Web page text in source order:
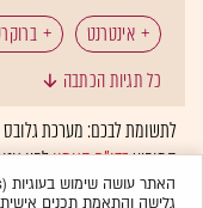
אינטרנט
דרורה פלפל
עידו סמואל
כל תגיות הכתבה
לתשומת לבכם: מערכת גלובס
המופיעבדו"ח האמוןלפיו
בלתי הולם אחר מסוננים
גלישה והתאמת תכנים